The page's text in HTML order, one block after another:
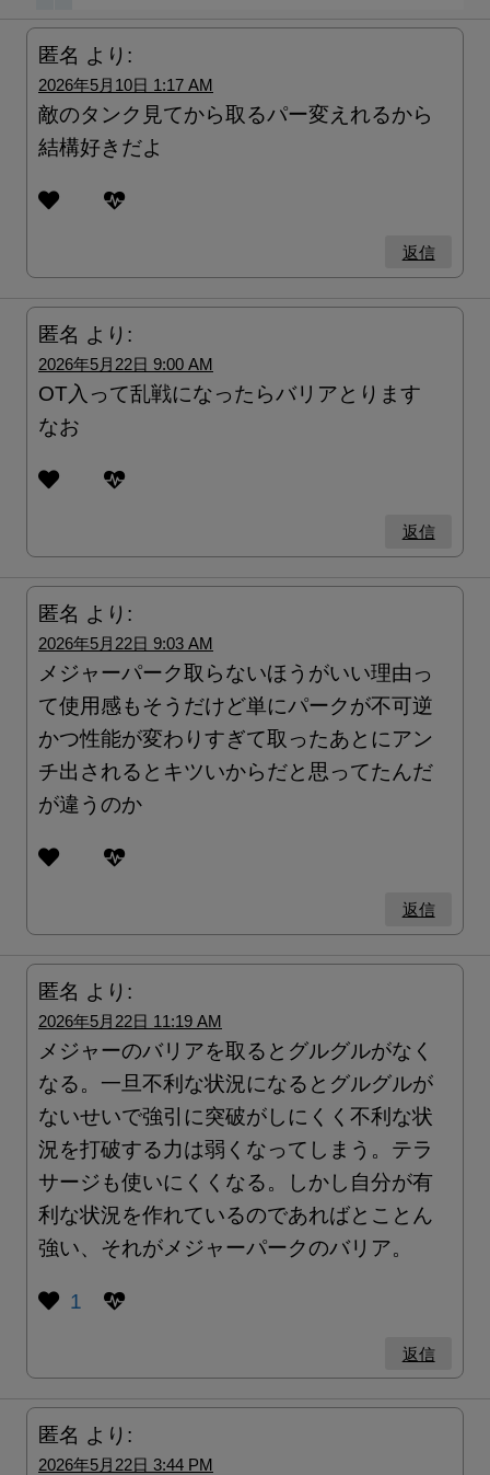
匿名 より:
2026年5月10日 1:17 AM
敵のタンク見てから取るパー変えれるから
結構好きだよ
返信
匿名 より:
2026年5月22日 9:00 AM
OT入って乱戦になったらバリアとります
なお
返信
匿名 より:
2026年5月22日 9:03 AM
メジャーパーク取らないほうがいい理由っ
て使用感もそうだけど単にパークが不可逆
かつ性能が変わりすぎて取ったあとにアン
チ出されるとキツいからだと思ってたんだ
が違うのか
返信
匿名 より:
2026年5月22日 11:19 AM
メジャーのバリアを取るとグルグルがなく
なる。一旦不利な状況になるとグルグルが
ないせいで強引に突破がしにくく不利な状
況を打破する力は弱くなってしまう。テラ
サージも使いにくくなる。しかし自分が有
利な状況を作れているのであればとことん
強い、それがメジャーパークのバリア。
1
返信
匿名 より:
2026年5月22日 3:44 PM